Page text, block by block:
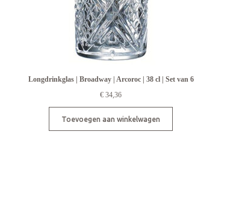
Longdrinkglas | Broadway | Arcoroc | 38 cl | Set van 6
€ 34,36
Toevoegen aan winkelwagen